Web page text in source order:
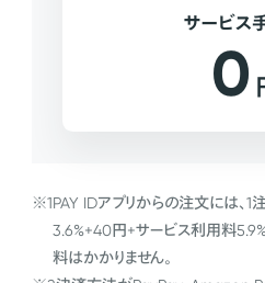
サービス
0
※1PAY IDアプリからの注文には、
3.6%+40円+サービス利用料5.9%
料はかかりません。